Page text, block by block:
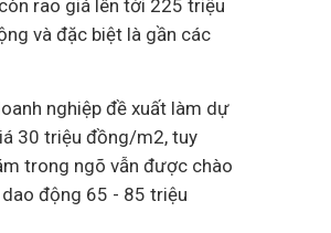
rao giá lên tới 225 triệu
và đặc biệt là gần các
nghiệpđề xuất làm dự
30 triệu đồng/m2, tuy
trong ngõ vẫn được chào
động 65 - 85 triệu